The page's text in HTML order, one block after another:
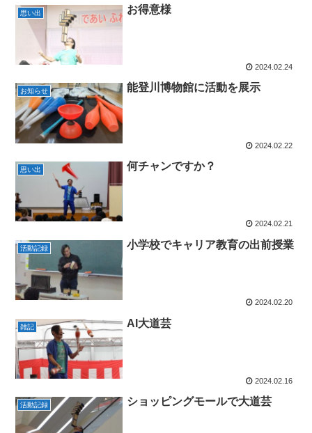
思い出 お得意様
2024.02.24
お知らせ 能登川博物館に活動を展示
2024.02.22
思い出 何チャンですか？
2024.02.21
活動記録 小学校でキャリア教育の出前授業
2024.02.20
雑記 AI大道芸
2024.02.16
活動記録 ショッピングモールで大道芸